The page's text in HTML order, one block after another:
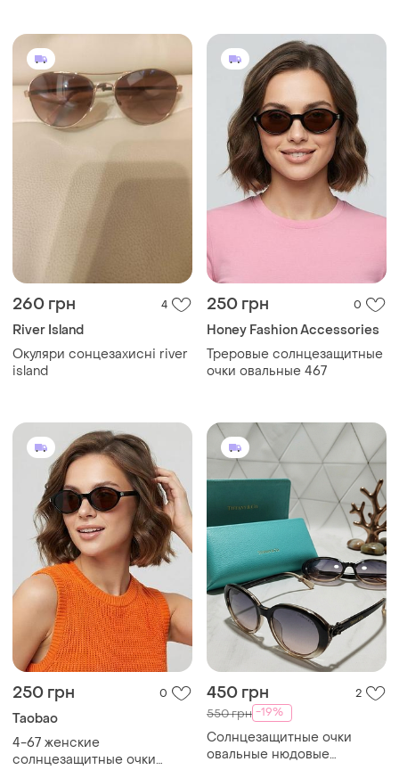
260 грн 4
River Island
Окуляри сонцезахисні river
island
250 грн 0
Honey Fashion Accessories
Треровые солнцезащитные
очки овальные 467
250 грн 0
Taobao
4-67 женские
солнцезащитные очки
450 грн 2
550 грн -19%
Солнцезащитные очки
овальные нюдовые